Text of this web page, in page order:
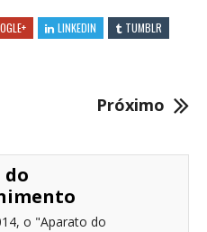
LINKEDIN
TUMBLR
Próximo
o "Aparato do